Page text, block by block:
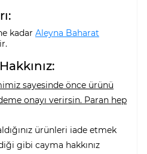
kadar Aleyna Baharat
sayesinde önce ürünü
onayı verirsin. Paran hep
ürünleri iade etmek
gibi cayma hakkınız